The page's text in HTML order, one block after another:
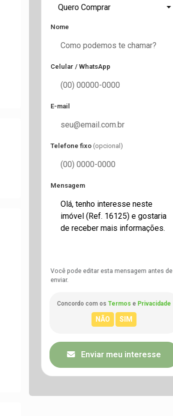
Quero Comprar
Nome
Celular / WhatsApp
E-mail
Telefone fixo (opcional)
Mensagem
Você pode editar esta mensagem antes de
enviar.
Concordo com os Termos e Privacidade
Enviar meu interesse